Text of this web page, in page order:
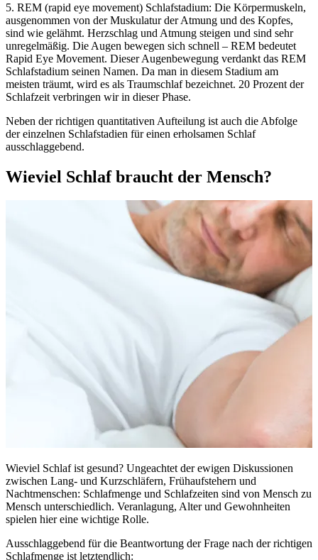
5. REM (rapid eye movement) Schlafstadium: Die Körpermuskeln,
ausgenommen von der Muskulatur der Atmung und des Kopfes,
sind wie gelähmt. Herzschlag und Atmung steigen und sind sehr
unregelmäßig. Die Augen bewegen sich schnell – REM bedeutet
Rapid Eye Movement. Dieser Augenbewegung verdankt das REM
Schlafstadium seinen Namen. Da man in diesem Stadium am
meisten träumt, wird es als Traumschlaf bezeichnet. 20 Prozent der
Schlafzeit verbringen wir in dieser Phase.
Neben der richtigen quantitativen Aufteilung ist auch die Abfolge
der einzelnen Schlafstadien für einen erholsamen Schlaf
ausschlaggebend.
Wieviel Schlaf braucht der Mensch?
Wieviel Schlaf ist gesund? Ungeachtet der ewigen Diskussionen
zwischen Lang- und Kurzschläfern, Frühaufstehern und
Nachtmenschen: Schlafmenge und Schlafzeiten sind von Mensch zu
Mensch unterschiedlich. Veranlagung, Alter und Gewohnheiten
spielen hier eine wichtige Rolle.
Ausschlaggebend für die Beantwortung der Frage nach der richtigen
Schlafmenge ist letztendlich: